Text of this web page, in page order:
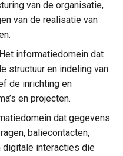
van de organisatie,
van de realisatie van
informatiedomein dat
structuur en indeling van
de inrichting en
en projecten.
dat gegevens
baliecontacten,
digitale interacties die